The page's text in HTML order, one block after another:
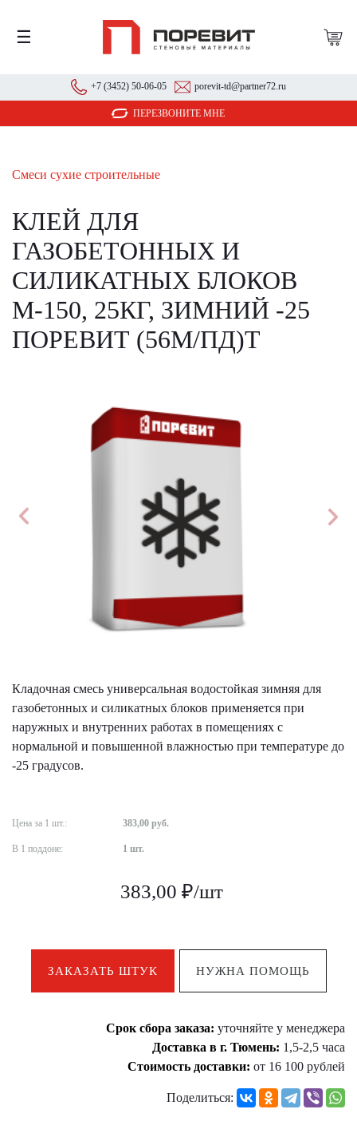
☰
+7 (3452) 50-06-05 porevit-td@partner72.ru
ПЕРЕЗВОНИТЕ МНЕ
Смеси сухие строительные
КЛЕЙ ДЛЯ
ГАЗОБЕТОННЫХ И
СИЛИКАТНЫХ БЛОКОВ
М-150, 25КГ, ЗИМНИЙ -25
ПОРЕВИТ (56М/ПД)Т
Кладочная смесь универсальная водостойкая зимняя для
газобетонных и силикатных блоков применяется при
наружных и внутренних работах в помещениях с
нормальной и повышенной влажностью при температуре до
-25 градусов.
Цена за 1 шт.: 383,00 руб.
В 1 поддоне: 1 шт.
383,00 ₽/шт
ЗАКАЗАТЬ ШТУК НУЖНА ПОМОЩЬ
Срок сбора заказа: уточняйте у менеджера
Доставка в г. Тюмень: 1,5-2,5 часа
Стоимость доставки: от 16 100 рублей
Поделиться: